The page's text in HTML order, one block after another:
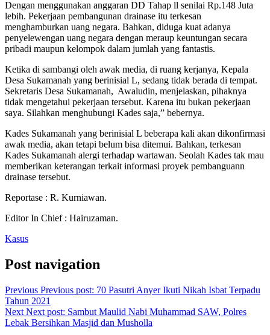
Dengan menggunakan anggaran DD Tahap ll senilai Rp.148 Juta
lebih. Pekerjaan pembangunan drainase itu terkesan
menghamburkan uang negara. Bahkan, diduga kuat adanya
penyelewengan uang negara dengan meraup keuntungan secara
pribadi maupun kelompok dalam jumlah yang fantastis.
Ketika di sambangi oleh awak media, di ruang kerjanya, Kepala
Desa Sukamanah yang berinisial L, sedang tidak berada di tempat.
Sekretaris Desa Sukamanah, Awaludin, menjelaskan, pihaknya
tidak mengetahui pekerjaan tersebut. Karena itu bukan pekerjaan
saya. Silahkan menghubungi Kades saja,” bebernya.
Kades Sukamanah yang berinisial L beberapa kali akan dikonfirmasi
awak media, akan tetapi belum bisa ditemui. Bahkan, terkesan
Kades Sukamanah alergi terhadap wartawan. Seolah Kades tak mau
memberikan keterangan terkait informasi proyek pembanguann
drainase tersebut.
Reportase : R. Kurniawan.
Editor In Chief : Hairuzaman.
Kasus
Post navigation
Previous Previous post: 70 Pasutri Anyer Ikuti Nikah Isbat Terpadu
Tahun 2021
Next Next post: Sambut Maulid Nabi Muhammad SAW, Polres
Lebak Bersihkan Masjid dan Musholla